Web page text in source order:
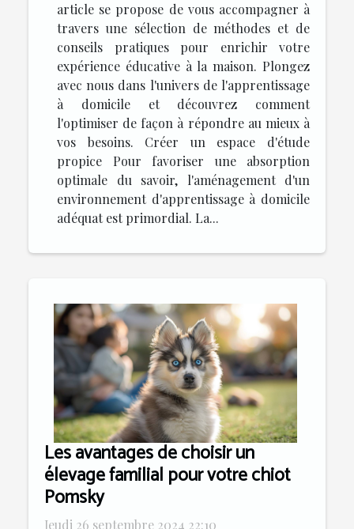
article se propose de vous accompagner à
travers une sélection de méthodes et de
conseils pratiques pour enrichir votre
expérience éducative à la maison. Plongez
avec nous dans l'univers de l'apprentissage
à domicile et découvrez comment
l'optimiser de façon à répondre au mieux à
vos besoins. Créer un espace d'étude
propice Pour favoriser une absorption
optimale du savoir, l'aménagement d'un
environnement d'apprentissage à domicile
adéquat est primordial. La...
Les avantages de choisir un
élevage familial pour votre chiot
Pomsky
Jeudi 26 septembre 2024 22:10